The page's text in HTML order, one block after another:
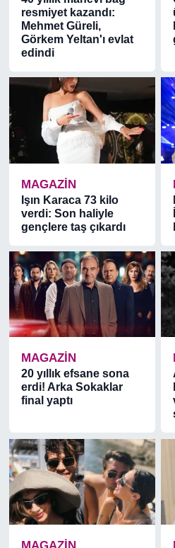
resmiyet kazandı:
Mehmet Güreli,
Görkem Yeltan'ı evlat
edindi
MAGAZİN
Işın Karaca 73 kilo
verdi: Son haliyle
gençlere taş çıkardı
MAGAZİN
20 yıllık efsane sona
erdi! Arka Sokaklar
final yaptı